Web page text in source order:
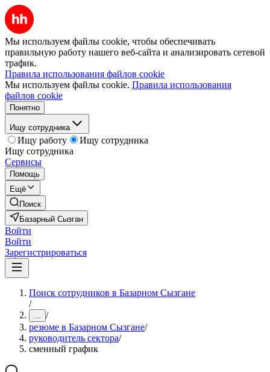
Мы используем файлы cookie, чтобы обеспечивать
правильную работу нашего веб-сайта и анализировать сетевой
трафик.
Правила использования файлов cookie
Мы используем файлы cookie. Правила использования
файлов cookie
Понятно
Ищу сотрудника
Ищу работу
Ищу сотрудника
Ищу сотрудника
Сервисы
Помощь
Ещё
Поиск
Базарный Сызган
Войти
Войти
Зарегистрироваться
Поиск сотрудников в Базарном Сызгане
/
... /
резюме в Базарном Сызгане/
руководитель сектора/
сменный график